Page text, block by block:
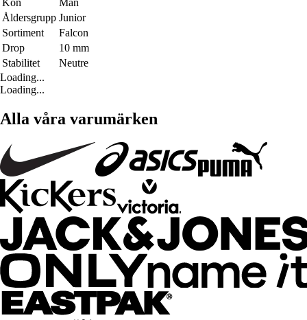
Åldersgrupp Junior
Sortiment
Falcon
Drop
10 mm
Stabilitet
Neutre
Loading...
Loading...
Alla våra varumärken